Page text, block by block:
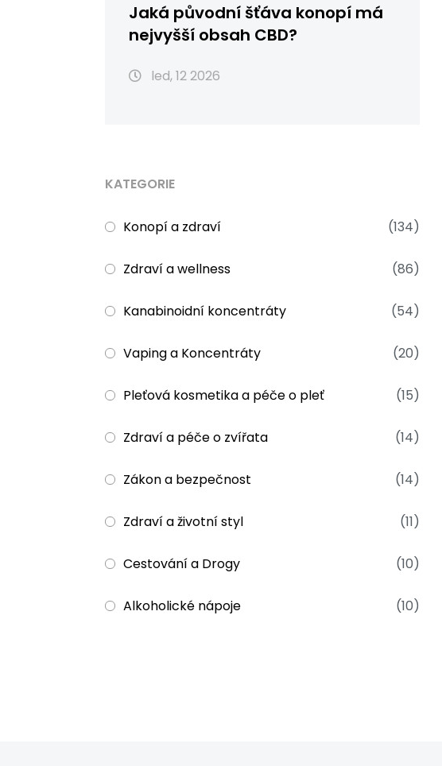
Jaká původní šťáva konopí má
nejvyšší obsah CBD?
led, 12 2026
KATEGORIE
Konopí a zdraví (134)
Zdraví a wellness (86)
Kanabinoidní koncentráty (54)
Vaping a Koncentráty (20)
Pleťová kosmetika a péče o pleť (15)
Zdraví a péče o zvířata (14)
Zákon a bezpečnost (14)
Zdraví a životní styl (11)
Cestování a Drogy (10)
Alkoholické nápoje (10)